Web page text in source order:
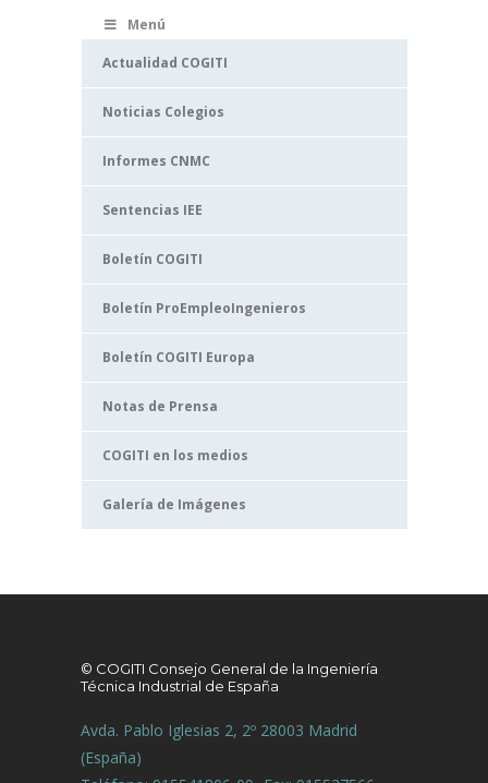
Menú
Actualidad COGITI
Noticias Colegios
Informes CNMC
Sentencias IEE
Boletín COGITI
Boletín ProEmpleoIngenieros
Boletín COGITI Europa
Notas de Prensa
COGITI en los medios
Galería de Imágenes
© COGITI Consejo General de la Ingeniería
Técnica Industrial de España
Avda. Pablo Iglesias 2, 2º 28003 Madrid
(España)